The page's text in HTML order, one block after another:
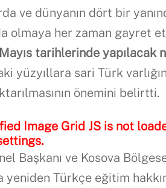
ve dünyanın dört bir
olmaya her zaman gayret
tarihlerinde yapılacak
yüzyıllara sari Türk
önemini belirtti.
Image Grid JS is not
Başkanı ve Kosova
yeniden Türkçe eğitim